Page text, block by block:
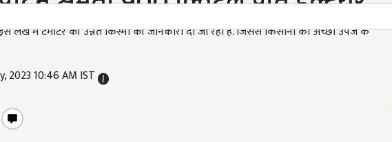
लेख में टमाटर की उन्नत किस्मों की जानकारी दी जा रही है. जिससे किसानों को अच्छी उपज के
2023 10:46 AM IST